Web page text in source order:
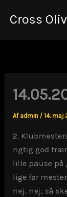
Cross
Af admin /14. maj
2.
rigtig god
lille pause på
lige før
nej, nej, så